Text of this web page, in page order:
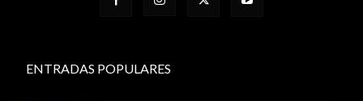
ENTRADAS POPULARES